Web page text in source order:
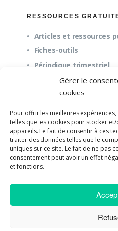
Gérer le
cookies
Pour offrir les meilleures
telles que les cookies pour stocker
appareils. Le fait de consentir à ces
traiter des données telles que le
uniques sur ce site. Le fait de ne pas
consentement peut avoir un effet
et fonctions.
RESSOURCES
Articles et ressources
Fiches-outils
Périodique trimestriel
À propos
Questions fréquentes
Mission et pédagogie
©2018-2023 Université de
Web par